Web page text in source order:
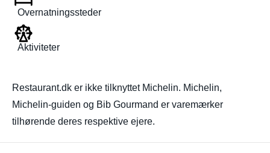
Overnatningssteder
Aktiviteter
Restaurant.dk er ikke tilknyttet Michelin. Michelin,
Michelin-guiden og Bib Gourmand er varemærker
tilhørende deres respektive ejere.